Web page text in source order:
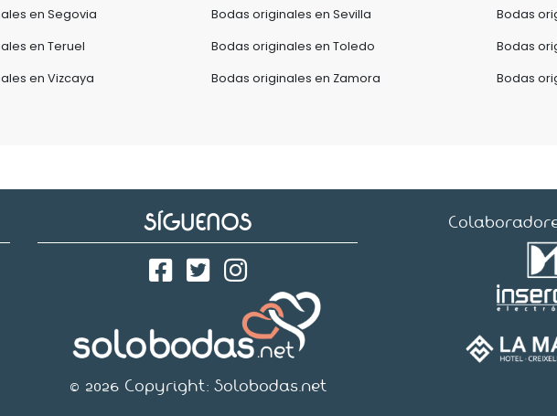
en Segovia Bodas originales en Sevilla Bodas
en Teruel Bodas originales en Toledo Bodas
en Vizcaya Bodas originales en Zamora Bodas
SÍGUENOS
© 2026 Copyright: Solobodas.net